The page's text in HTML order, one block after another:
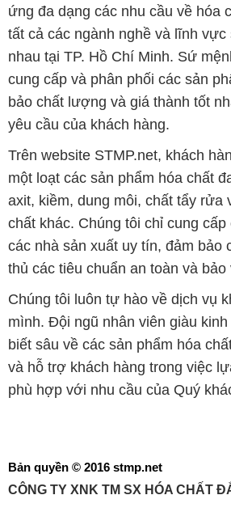
ứng đa dạng các nhu cầu về hóa
tất cả các ngành nghề và lĩnh vực
nhau tại TP. Hồ Chí Minh. Sứ
cung cấp và phân phối các sản
bảo chất lượng và giá thành tốt
yêu cầu của khách hàng.
Trên website STMP.net, khách
một loạt các sản phẩm hóa chất
axit, kiềm, dung môi, chất tẩy rửa
chất khác. Chúng tôi chỉ cung
các nhà sản xuất uy tín, đảm bảo
thủ các tiêu chuẩn an toàn và
Chúng tôi luôn tự hào về dịch vụ
mình. Đội ngũ nhân viên giàu
biết sâu về các sản phẩm hóa
và hỗ trợ khách hàng trong việc
phù hợp với nhu cầu của Quý
Bản quyền © 2016 stmp.net
CÔNG TY XNK TM SX HÓA CHẤT